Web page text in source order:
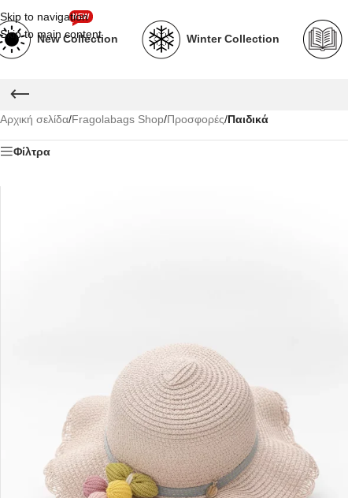
Skip to navigation
Skip to main content
New Collection
NEW
Winter Collection
Αρχική σελίδα/Fragolabags Shop/Προσφορές/Παιδικά
Φίλτρα